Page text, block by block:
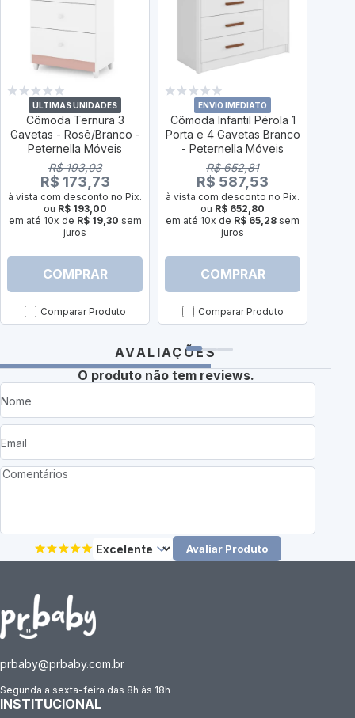
ÚLTIMAS UNIDADES
Cômoda Ternura 3
Gavetas - Rosê/Branco -
Peternella Móveis
R$ 193,03
R$ 173,73
à vista com desconto no Pix.
ou R$ 193,00
em até 10x de R$ 19,30 sem
juros
COMPRAR
Comparar Produto
ENVIO IMEDIATO
Cômoda Infantil Pérola 1
Porta e 4 Gavetas Branco
- Peternella Móveis
R$ 652,81
R$ 587,53
à vista com desconto no Pix.
ou R$ 652,80
em até 10x de R$ 65,28 sem
juros
COMPRAR
Comparar Produto
AVALIAÇÕES
O produto não tem reviews.
Avaliar Produto
prbaby@prbaby.com.br
Segunda a sexta-feira das 8h às 18h
INSTITUCIONAL